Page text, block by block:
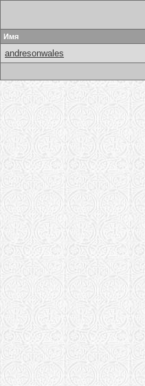
Имя
andresonwales